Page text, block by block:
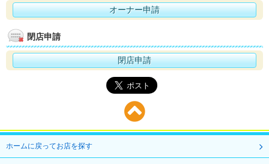
オーナー申請
閉店申請
閉店申請
ホームに戻ってお店を探す